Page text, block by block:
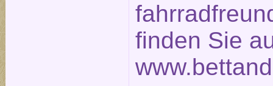
finden Sie